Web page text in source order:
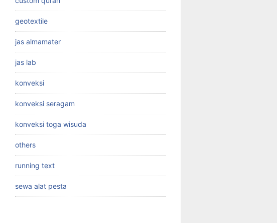
geotextile
jas almamater
jas lab
konveksi
konveksi seragam
konveksi toga wisuda
others
running text
sewa alat pesta